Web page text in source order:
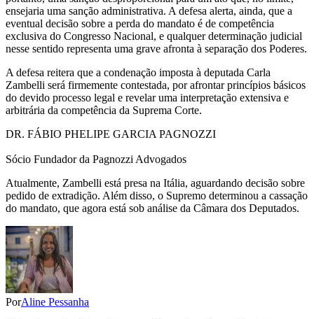
ensejaria uma sanção administrativa. A defesa alerta, ainda, que a
eventual decisão sobre a perda do mandato é de competência
exclusiva do Congresso Nacional, e qualquer determinação judicial
nesse sentido representa uma grave afronta à separação dos Poderes.
A defesa reitera que a condenação imposta à deputada Carla
Zambelli será firmemente contestada, por afrontar princípios básicos
do devido processo legal e revelar uma interpretação extensiva e
arbitrária da competência da Suprema Corte.
DR. FÁBIO PHELIPE GARCIA PAGNOZZI
Sócio Fundador da Pagnozzi Advogados
Atualmente, Zambelli está presa na Itália, aguardando decisão sobre
pedido de extradição. Além disso, o Supremo determinou a cassação
do mandato, que agora está sob análise da Câmara dos Deputados.
PorAline Pessanha